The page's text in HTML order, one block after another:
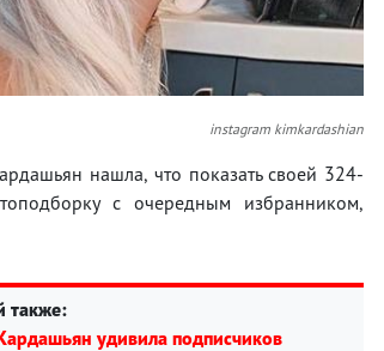
instagram kimkardashian
нашла, что показать своей 324-
с очередным избранником,
также:
удивила подписчиков